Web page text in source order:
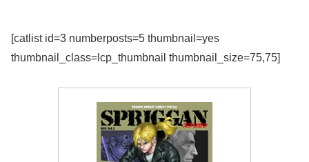
[catlist id=3 numberposts=5 thumbnail=yes
thumbnail_class=lcp_thumbnail thumbnail_size=75,75]